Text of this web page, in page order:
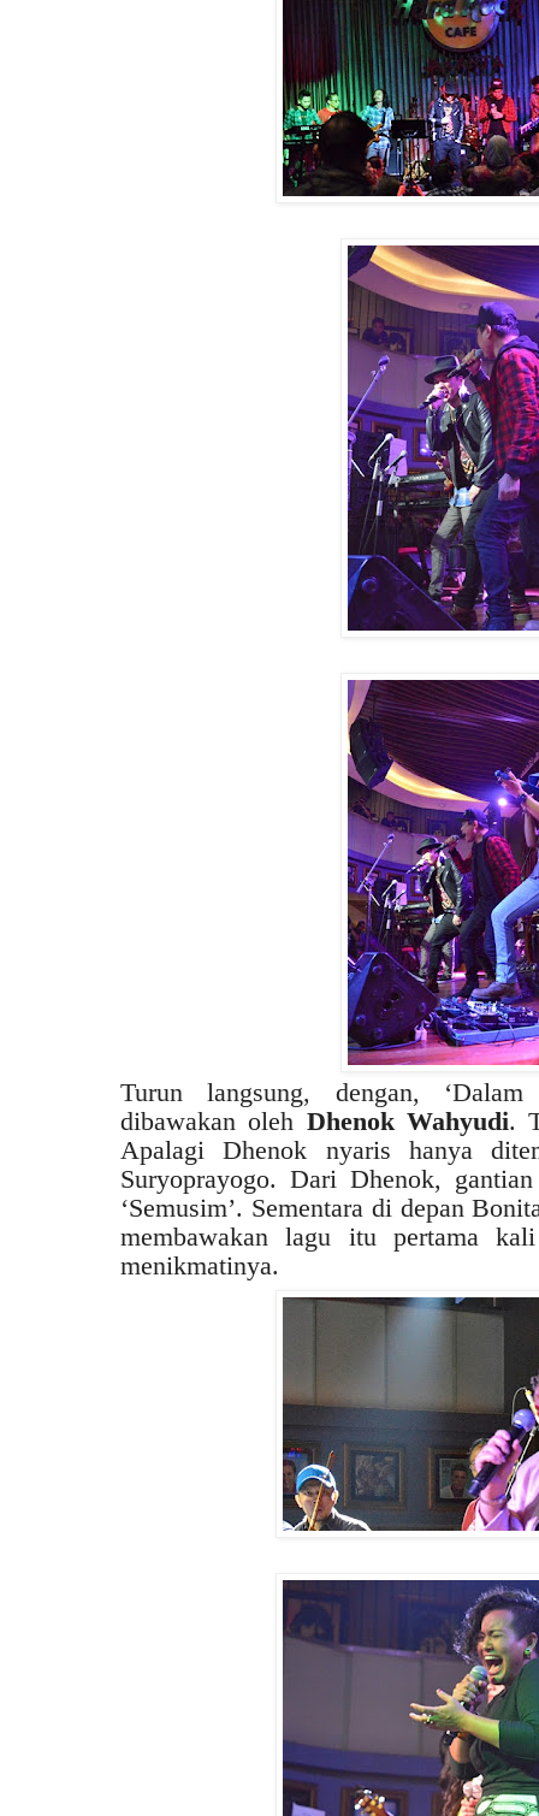
Turun langsung, dengan,
dibawakan oleh Dhenok Wahyudi.
Apalagi Dhenok nyaris hanya
Suryoprayogo. Dari Dhenok,
‘Semusim’. Sementara di depan
membawakan lagu itu pertama
menikmatinya.